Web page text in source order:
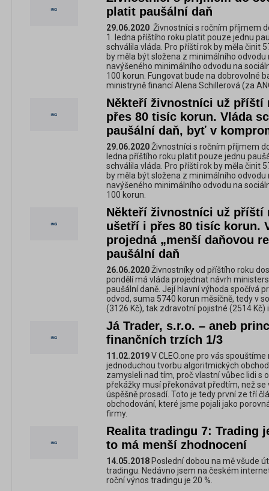
platit paušální daň
29.06.2020 Živnostníci s ročním příjmem
1. ledna příštího roku platit pouze jednu
schválila vláda. Pro příští rok by měla činit
by měla být složena z minimálního
navýšeného minimálního odvodu na
100 korun. Fungovat bude na dobrovolné
ministryně financí Alena Schillerová (za
Někteří živnostníci už příští
přes 80 tisíc korun. Vláda
paušální daň, byť v
29.06.2020Živnostníci s ročním příjmem
ledna příštího roku platit pouze jednu
schválila vláda. Pro příští rok by měla činit
by měla být složena z minimálního
navýšeného minimálního odvodu na
100 korun.
Někteří živnostníci už příští
ušetří i přes 80 tisíc korun.
projedná „menší daňovou
paušální daň
26.06.2020Živnostníky od příštího roku
pondělí má vláda projednat návrh
paušální daně. Její hlavní výhoda spočívá
odvod, suma 5740 korun měsíčně, tedy v
(3126 Kč), tak zdravotní pojistné (2514
Já Trader, s.r.o. – aneb
finančních trzích 1/3
11.02.2019V CLEO.one pro vás
jednoduchou tvorbu algoritmických
zamysleli nad tím, proč vlastní vůbec lidi s
překážky musí překonávat předtím, než
úspěšně prosadí. Toto je tedy první ze tří
obchodování, které jsme pojali jako
firmy.
Realita tradingu 7: Trading
to má menší zhodnocení
14.05.2018 Poslední dobou na mě všude
tradingu. Nedávno jsem na českém
roční výnos tradingu je 20 %.